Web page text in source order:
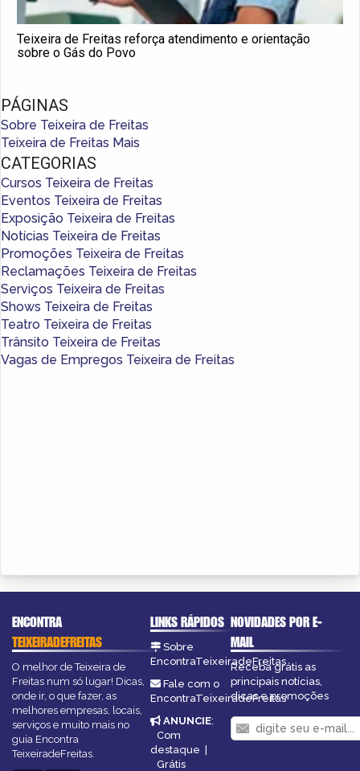
Teixeira de Freitas reforça atendimento e orientação
sobre o Gás do Povo
PÁGINAS
Sobre Teixeira de Freitas
Teixeira de Freitas Mais
CATEGORIAS
Cursos Teixeira de Freitas
Eventos Teixeira de Freitas
Exposição Teixeira de Freitas
Notícias Teixeira de Freitas
Promoções Teixeira de Freitas
Reclamações Teixeira de Freitas
Serviços Teixeira de Freitas
Shows Teixeira de Freitas
Teatro Teixeira de Freitas
Trânsito Teixeira de Freitas
Vagas de Empregos Teixeira de Freitas
ENCONTRA
TEIXEIRADEFREITAS
O melhor de Teixeira de
Freitas num só lugar! Dicas,
onde ir, o que fazer, as
melhores empresas, locais,
serviços e muito mais no
guia Encontra
TeixeiradeFreitas.
LINKS RÁPIDOS
Sobre
EncontraTeixeiradeFreitas
Fale com o
EncontraTeixeiradeFreitas
ANUNCIE:
Com
destaque
Grátis
NOVIDADES POR E-
MAIL
Receba grátis as
principais notícias,
dicas e promoções